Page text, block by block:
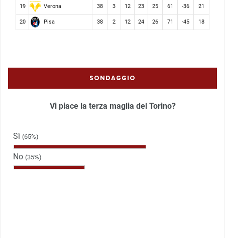
19 Verona 38 3 12 23 25 61 -36 21
20 Pisa 38 2 12 24 26 71 -45 18
SONDAGGIO
Vi piace la terza maglia del Torino?
Sì (65%)
No (35%)